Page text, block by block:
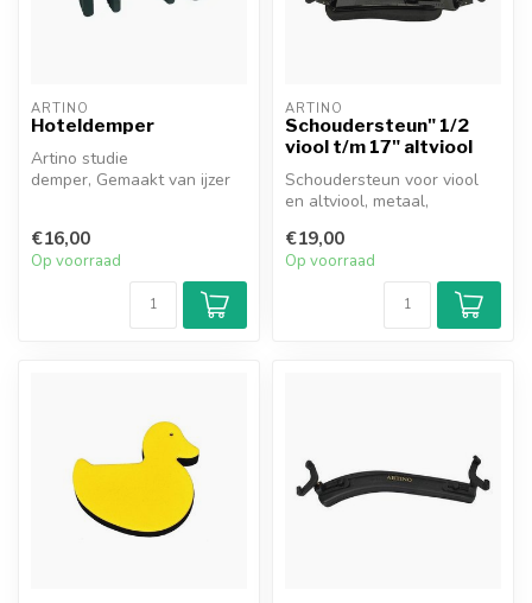
ARTINO
Hoteldemper
Artino studie
demper, Gemaakt van ijzer
€16,00
Op voorraad
ARTINO
Schoudersteun" 1/2
viool t/m 17" altviool
Schoudersteun voor viool
en altviool, metaal,
violen v...
€19,00
Op voorraad